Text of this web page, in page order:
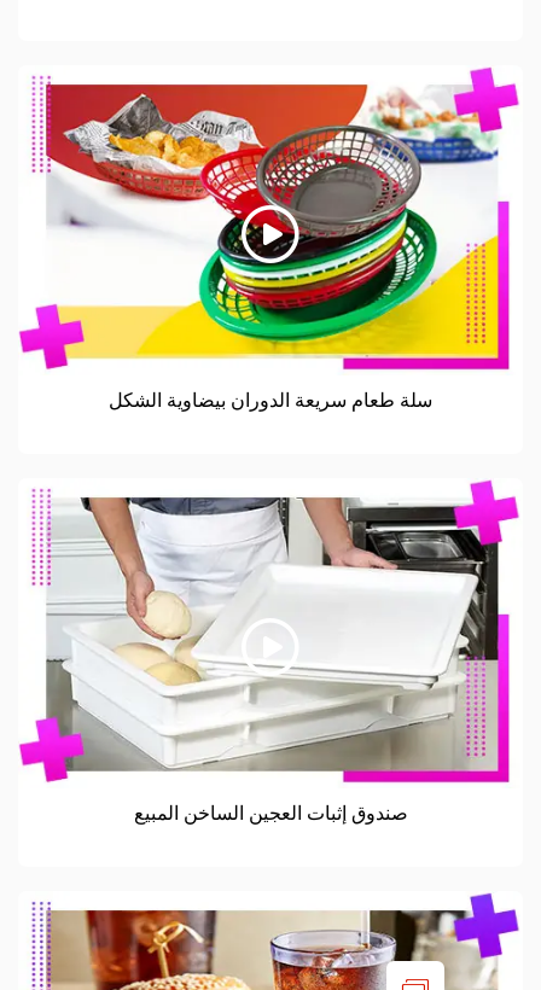
سلة طعام سريعة الدوران بيضاوية الشكل
صندوق إثبات العجين الساخن المبيع